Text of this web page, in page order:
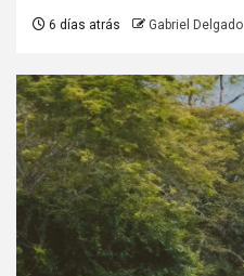
6 días atrás Gabriel Delgado